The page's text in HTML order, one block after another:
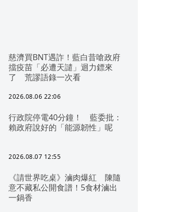
慈濟買BNT遇詐！藍白昔嗆政府
擋疫苗「必遭天譴」迴力鏢來
了 荒謬語錄一次看
2026.08.06 22:06
行政院停電40分鐘！ 藍委批：
賴政府說好的「能源韌性」呢
2026.08.07 12:55
《請世界吃桌》滷肉爆紅 陳隨
意不藏私公開食譜！5食材滷出
一鍋香